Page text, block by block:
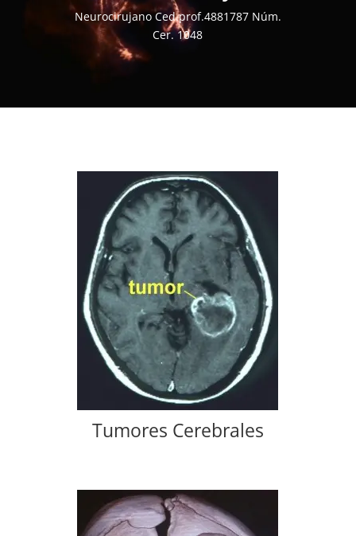
Neurocirujano Ced.prof.4881787 Núm.
Cer. 1048
Tumores Cerebrales